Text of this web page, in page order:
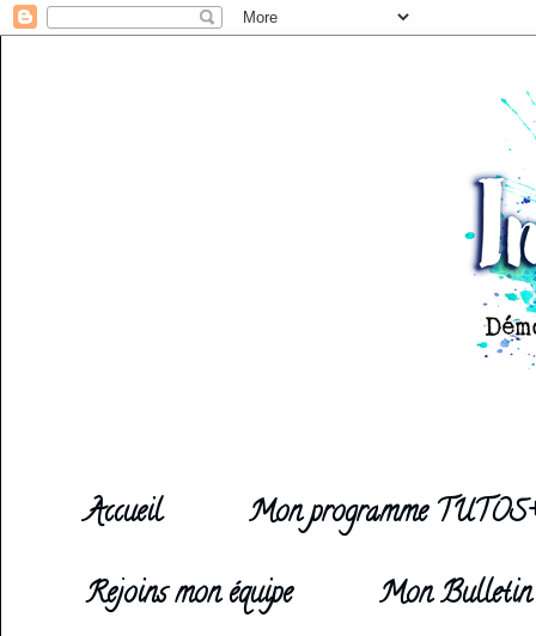
Accueil
Mon programme
Rejoins mon équipe
Mon